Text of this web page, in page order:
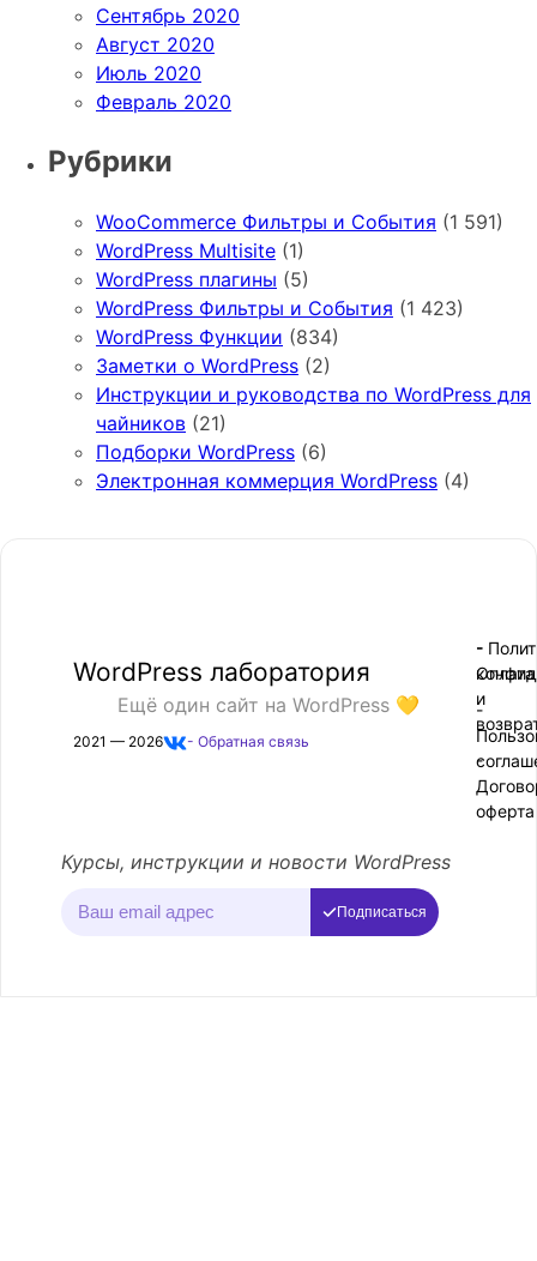
Сентябрь 2020
Август 2020
Июль 2020
Февраль 2020
Рубрики
WooCommerce Фильтры и События (1 591)
WordPress Multisite (1)
WordPress плагины (5)
WordPress Фильтры и События (1 423)
WordPress Функции (834)
Заметки о WordPress (2)
Инструкции и руководства по WordPress для
чайников (21)
Подборки WordPress (6)
Электронная коммерция WordPress (4)
WordPress лаборатория
Ещё один сайт на WordPress 💛
2021 — 2026 - Обратная связь
-
-
-
Оплата
и
-
оферта
Курсы, инструкции и новости WordPress
Подписаться